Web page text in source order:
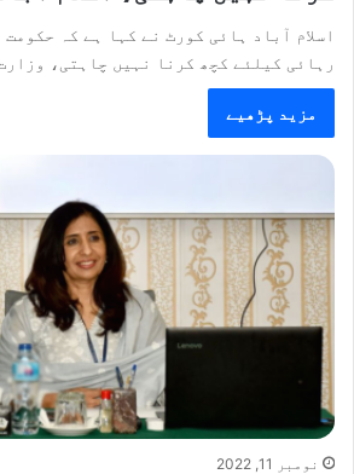
اسلام آباد ہائی کورٹ نے کہا ہے کہ
رہائی کیلئے کچھ کرنا نہیں چاہتی،
مزید پڑھیے
نومبر 11, 2022